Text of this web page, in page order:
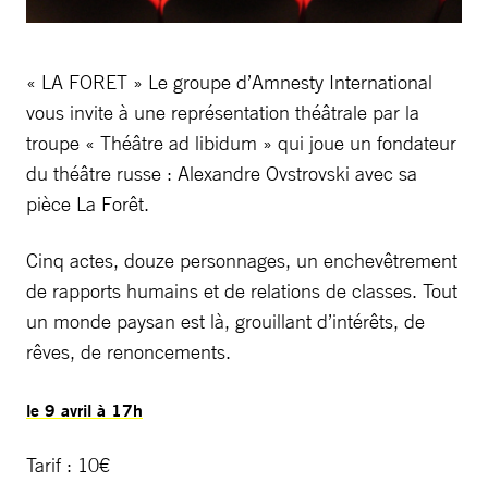
« LA FORET » Le groupe d’Amnesty International
vous invite à une représentation théâtrale par la
troupe « Théâtre ad libidum » qui joue un fondateur
du théâtre russe : Alexandre Ovstrovski avec sa
pièce La Forêt.
Cinq actes, douze personnages, un enchevêtrement
de rapports humains et de relations de classes. Tout
un monde paysan est là, grouillant d’intérêts, de
rêves, de renoncements.
le 9 avril à 17h
Tarif : 10€